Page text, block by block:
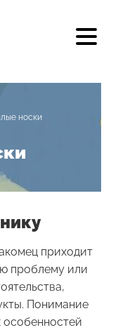
носки
приходит
проблему или
Понимание
особенностей